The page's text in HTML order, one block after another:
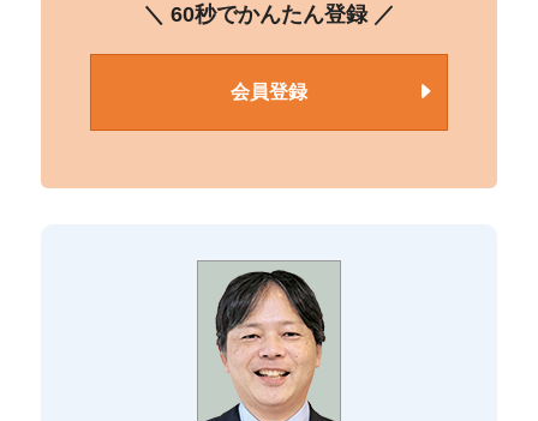
＼ 60秒でかんたん登録 ／
会員登録